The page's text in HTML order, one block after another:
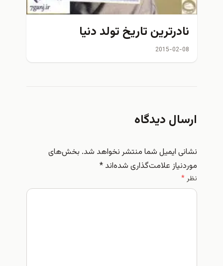
نادرترين تاريخ تولد دنيا
2015-02-08
ارسال دیدگاه
نشانی ایمیل شما منتشر نخواهد شد. بخش‌های
موردنیاز علامت‌گذاری شده‌اند *
نظر*